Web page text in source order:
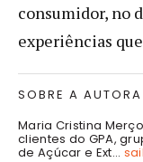
consumidor, no
experiências
SOBRE A AUTORA
Maria Cristina
clientes do GPA,
de Açúcar e Ext...